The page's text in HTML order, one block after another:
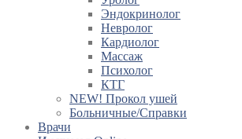
Эндокринолог
Невролог
Кардиолог
Массаж
Психолог
КТГ
NEW! Прокол ушей
Больничные/Справки
Врачи